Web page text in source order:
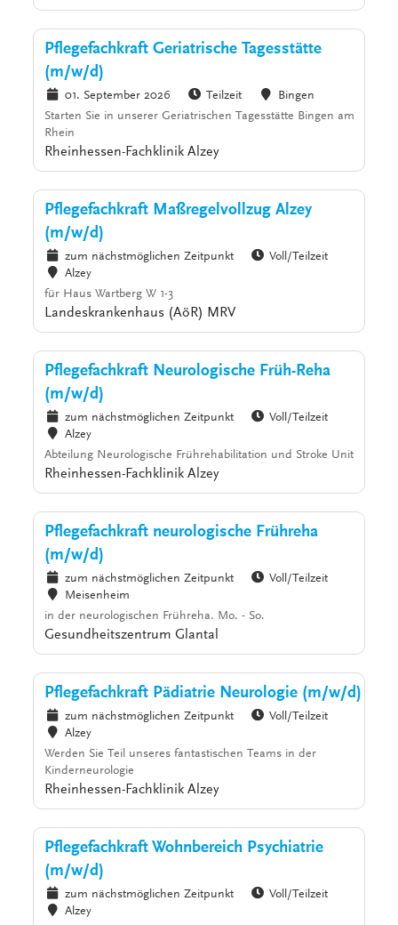
Pflegefachkraft Geriatrische Tagesstätte
(m/w/d)
01. September 2026 Teilzeit
Bingen
Starten Sie in unserer Geriatrischen Tagesstätte Bingen am
Rhein
Rheinhessen-Fachklinik Alzey
Pflegefachkraft Maßregelvollzug Alzey
(m/w/d)
zum nächstmöglichen Zeitpunkt
Voll/Teilzeit
Alzey
für Haus Wartberg W 1-3
Landeskrankenhaus (AöR) MRV
Pflegefachkraft Neurologische Früh-Reha
(m/w/d)
zum nächstmöglichen Zeitpunkt
Voll/Teilzeit
Alzey
Abteilung Neurologische Frührehabilitation und Stroke Unit
Rheinhessen-Fachklinik Alzey
Pflegefachkraft neurologische Frühreha
(m/w/d)
zum nächstmöglichen Zeitpunkt
Voll/Teilzeit
Meisenheim
in der neurologischen Frühreha. Mo. - So.
Gesundheitszentrum Glantal
Pflegefachkraft Pädiatrie Neurologie (m/w/d)
zum nächstmöglichen Zeitpunkt
Voll/Teilzeit
Alzey
Werden Sie Teil unseres fantastischen Teams in der
Kinderneurologie
Rheinhessen-Fachklinik Alzey
Pflegefachkraft Wohnbereich Psychiatrie
(m/w/d)
zum nächstmöglichen Zeitpunkt
Voll/Teilzeit
Alzey